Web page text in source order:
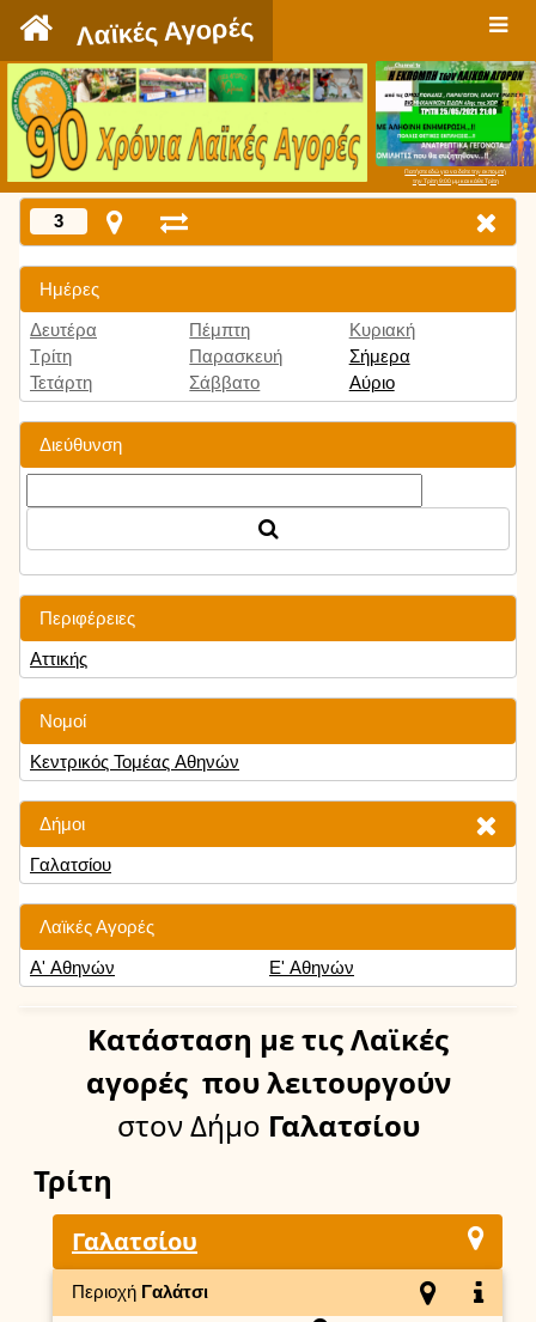
Λαϊκές Αγορές
Πατήστε εδώ για να δείτε την εκπομπή
την Τρίτη 9:00 μμ και κάθε Τρίτη
3
Ημέρες
Δευτέρα
Τρίτη
Τετάρτη
Πέμπτη
Παρασκευή
Σάββατο
Κυριακή
Σήμερα
Αύριο
Διεύθυνση
Περιφέρειες
Αττικής
Νομοί
Κεντρικός Τομέας Αθηνών
Δήμοι
Γαλατσίου
Λαϊκές Αγορές
Α' Αθηνών
Ε' Αθηνών
Κατάσταση με τις Λαϊκές
αγορές που λειτουργούν
στον Δήμο Γαλατσίου
Τρίτη
Γαλατσίου
Περιοχή Γαλάτσι